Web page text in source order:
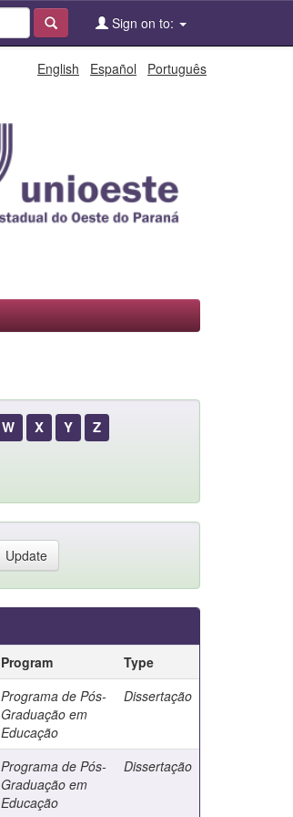
Sign on to:
English Español Português
W X Y Z
Program
Type
Programa de Pós-
Graduação em
Educação
Dissertação
Programa de Pós-
Graduação em
Educação
Dissertação